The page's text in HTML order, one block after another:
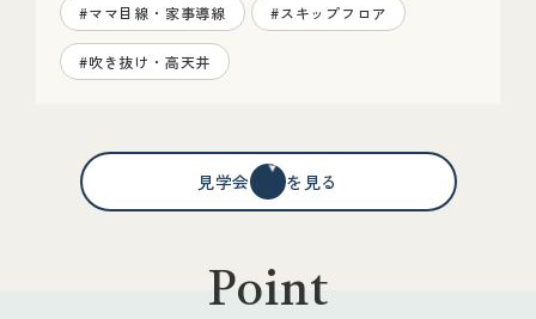
#ママ目線・家事導線 #スキップフロア
#吹き抜け・高天井
見学会情報を見る
Point